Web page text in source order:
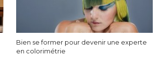
Bien se former pour devenir une experte
en colorimétrie